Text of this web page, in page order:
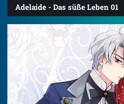
Adelaide - Das süße Leben 01